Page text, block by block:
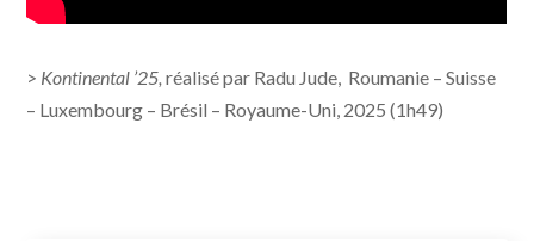
> Kontinental ’25,réalisé par Radu Jude, Roumanie – Suisse
– Luxembourg – Brésil – Royaume-Uni, 2025 (1h49)